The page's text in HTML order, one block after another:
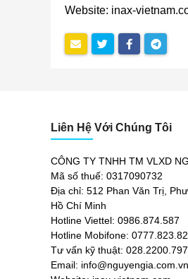
Website: inax-
Liên Hệ Với Chúng Tôi
CÔNG TY TNHH TM VLXD
Mã số thuế: 0317090732
Địa chỉ: 512 Phan Văn Trị,
Hồ Chí Minh
Hotline Viettel: 0986.874.587
Hotline Mobifone:
Tư vấn kỹ thuật:
Email: info@nguyengia.com.vn